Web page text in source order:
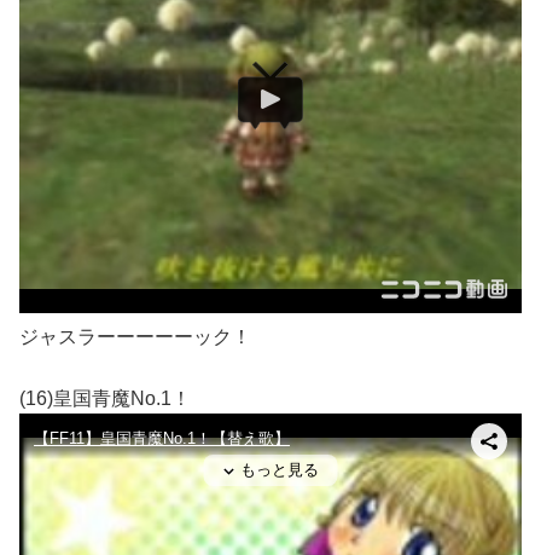
ジャスラーーーーーック！
(16)皇国青魔No.1！